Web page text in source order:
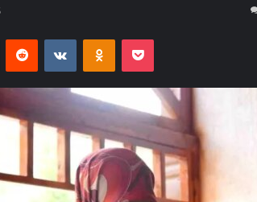
Reddit VKontakteOdnoklassniki
Pocket